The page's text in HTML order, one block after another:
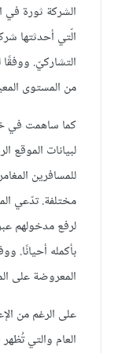
الشركة ثورة في
من المستوى
كما ساهمت في
لبيانات الموقع
للمسافرين
مختلفة. تدّعي
لرفع مدخولهم
بأكمله أحيانًا.
المعروضة على
العام والتي